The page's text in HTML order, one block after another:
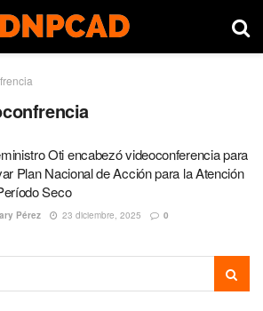
Oti encabezó videoconferencia para
Plan Nacional de Acción para la Atención
Seco
Pérez 23 diciembre, 2025 0